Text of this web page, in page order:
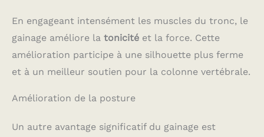
En engageant intensément les muscles du tronc, le
gainage améliore la tonicité et la force. Cette
amélioration participe à une silhouette plus ferme
et à un meilleur soutien pour la colonne vertébrale.
Amélioration de la posture
Un autre avantage significatif du gainage est